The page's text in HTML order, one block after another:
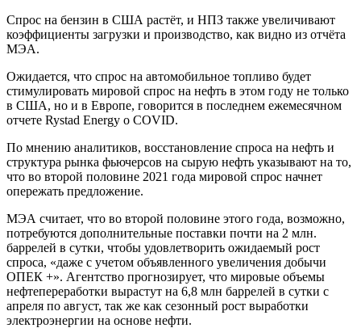
Спрос на бензин в США растёт, и НПЗ также увеличивают
коэффициенты загрузки и производство, как видно из отчёта
МЭА.
Ожидается, что спрос на автомобильное топливо будет
стимулировать мировой спрос на нефть в этом году не только
в США, но и в Европе, говорится в последнем ежемесячном
отчете Rystad Energy о COVID.
По мнению аналитиков, восстановление спроса на нефть и
структура рынка фьючерсов на сырую нефть указывают на то,
что во второй половине 2021 года мировой спрос начнет
опережать предложение.
МЭА считает, что во второй половине этого года, возможно,
потребуются дополнительные поставки почти на 2 млн.
баррелей в сутки, чтобы удовлетворить ожидаемый рост
спроса, «даже с учетом объявленного увеличения добычи
ОПЕК +». Агентство прогнозирует, что мировые объемы
нефтепереработки вырастут на 6,8 млн баррелей в сутки с
апреля по август, так же как сезонный рост выработки
электроэнергии на основе нефти.